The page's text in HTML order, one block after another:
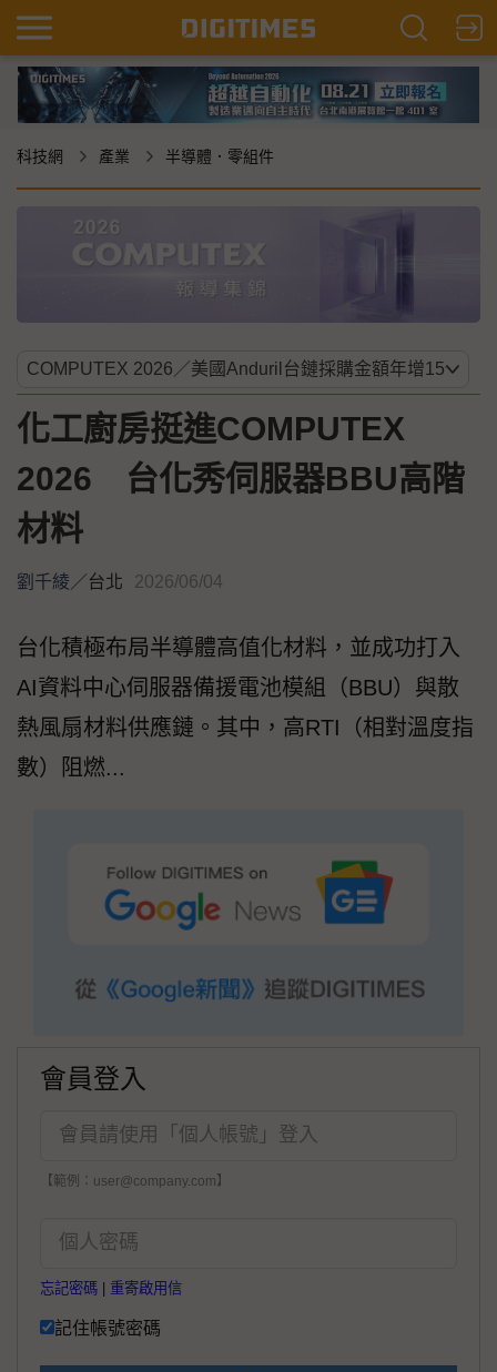
科技網 產業 半導體．零組件
化工廚房挺進COMPUTEX
2026 台化秀伺服器BBU高階
材料
劉千綾 ／台北 2026/06/04
台化積極布局半導體高值化材料，並成功打入
AI資料中心伺服器備援電池模組（BBU）與散
熱風扇材料供應鏈。其中，高RTI（相對溫度指
數）阻燃...
會員登入
【範例：user@company.com】
忘記密碼 重寄啟用信
記住帳號密碼